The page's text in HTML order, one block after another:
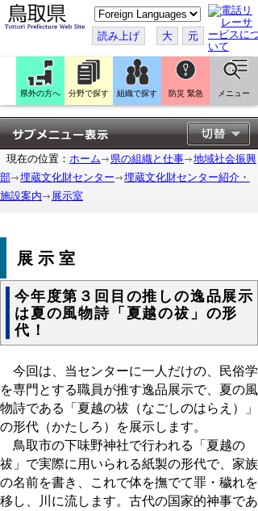
こ
の
ペ
ー
ジ
翻
訳
す
る
読み上げ 大 元
県外の方へ 分野で探す 組織で探す 防災 緊急 メニュー
現在の位置： ホーム 県の組織と仕事
地域社会振興
部
埋蔵文化財センター
埋蔵文化財センター紹介・
施設案内
展示室
展示室
今年度第３回目の推しの逸品展示
は夏の風物詩「夏越の祓」の形
代！
今回は、当センターに一人だけの、民俗学
を専門とする職員が推す逸品展示で、夏の風
物詩である「夏越の祓（なごしのはらえ）」
の形代（かたしろ）を展示します。
鳥取市の下味野神社で行われる「夏越の
祓」で実際に用いられる紙製の形代で、家族
の名前を書き、これで体を撫でて罪・穢れを
移し、川に流します。古代の国家的神事であ